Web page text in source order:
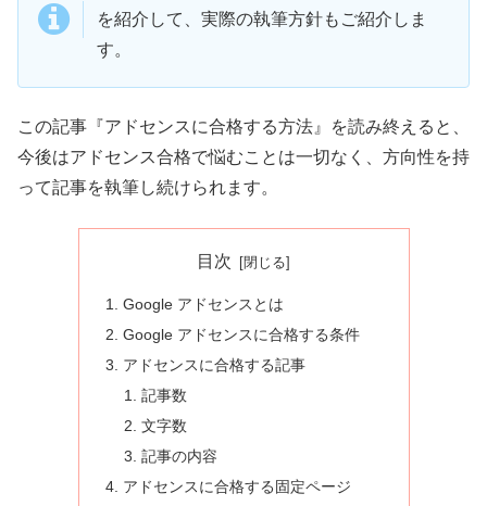
を紹介して、実際の執筆方針もご紹介しま
す。
この記事『アドセンスに合格する方法』を読み終えると、
今後はアドセンス合格で悩むことは一切なく、方向性を持
って記事を執筆し続けられます。
目次
Google アドセンスとは
Google アドセンスに合格する条件
アドセンスに合格する記事
記事数
文字数
記事の内容
アドセンスに合格する固定ページ